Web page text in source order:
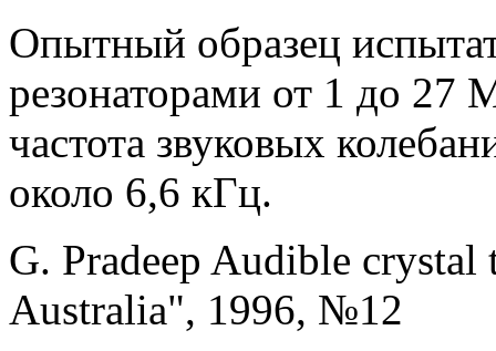
Опытный образец
резонаторами от 1 до 27
частота звуковых
около 6,6 кГц.
G. Pradeep Audible
Australia", 1996, №12